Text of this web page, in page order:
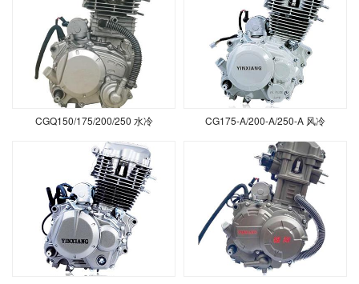
CGQ150/175/200/250 水冷 CG175-A/200-A/250-A 风冷